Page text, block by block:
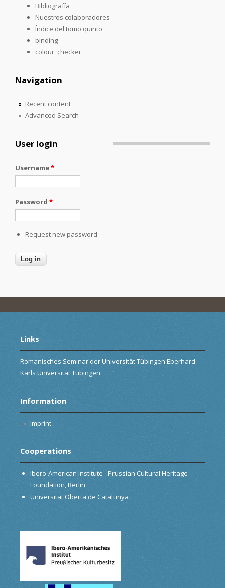
Bibliografía
Nuestros colaboradores
Índice del tomo quinto
binding
colour_checker
Navigation
Recent content
Advanced Search
User login
Username*
Password *
Request new password
Links
Romanisches Seminar der Universität Tübingen Eberhard
Karls Universität Tübingen
Information
Imprint
Cooperations
Ibero-American Institute - Prussian Cultural Heritage
Foundation, Berlin
Universitat Oberta de Catalunya